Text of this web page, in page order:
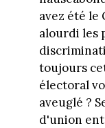
avez été le
alourdi les
toujours
électoral
aveuglé ?
d'union